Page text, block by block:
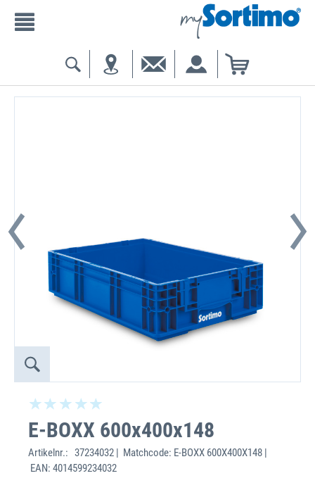
E-BOXX 600x400x148
Artikelnr.: 37234032 | Matchcode: E-BOXX 600X400X148 |
EAN: 4014599234032